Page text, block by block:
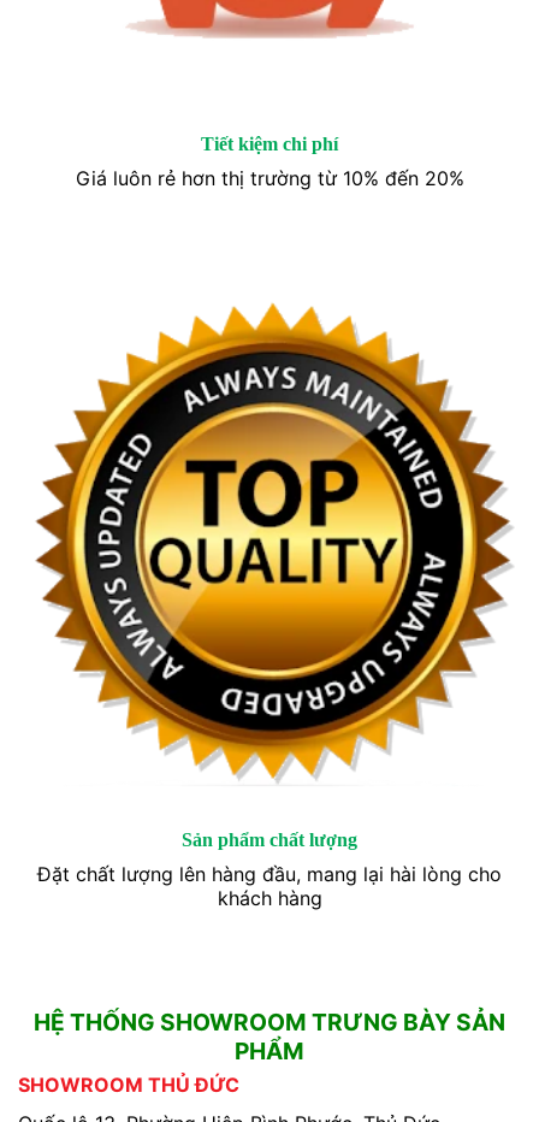
Tiết kiệm chi phí
Giá luôn rẻ hơn thị trường từ 10% đến 20%
Sản phẩm chất lượng
Đặt chất lượng lên hàng đầu, mang lại hài lòng cho
khách hàng
HỆ THỐNG SHOWROOM TRƯNG BÀY SẢN
PHẨM
SHOWROOM THỦ ĐỨC